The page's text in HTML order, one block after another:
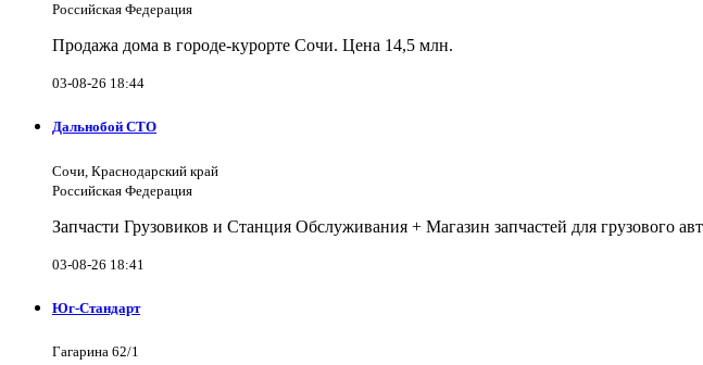
Российская Федерация
Продажа дома в городе-курорте Сочи. Цена 14,5 млн.
03-08-26 18:44
Дальнобой СТО
Сочи, Краснодарский край
Российская Федерация
Запчасти Грузовиков и Станция Обслуживания + Магазин запчастей для грузового
03-08-26 18:41
Юг-Стандарт
Гагарина 62/1